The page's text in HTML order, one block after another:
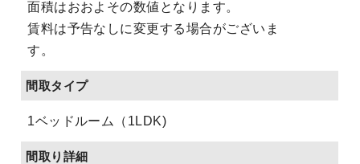
面積はおおよその数値となります。
賃料は予告なしに変更する場合がございま
す。
間取タイプ
1ベッドルーム（1LDK)
間取り詳細